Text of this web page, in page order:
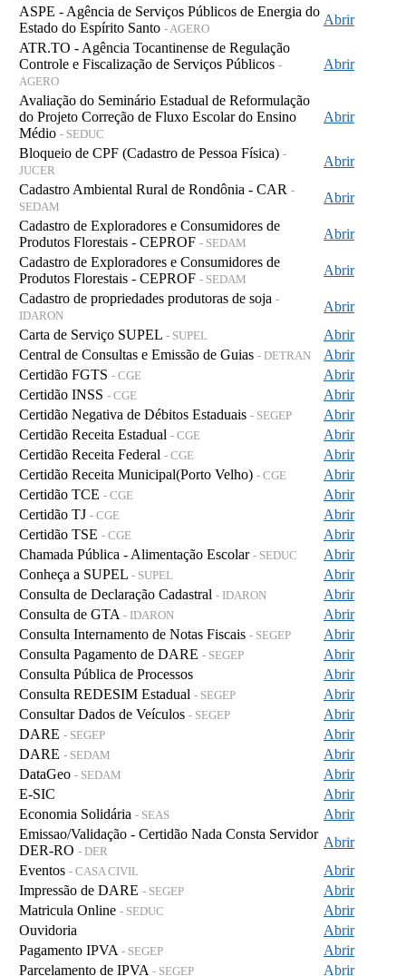
ASPE - Agência de Serviços Públicos de Energia do
Estado do Espírito Santo - AGERO
Abrir
ATR.TO - Agência Tocantinense de Regulação
Controle e Fiscalização de Serviços Públicos -
AGERO
Abrir
Avaliação do Seminário Estadual de Reformulação
do Projeto Correção de Fluxo Escolar do Ensino
Médio - SEDUC
Abrir
Bloqueio de CPF (Cadastro de Pessoa Física) -
JUCER
Abrir
Cadastro Ambiental Rural de Rondônia - CAR -
SEDAM
Abrir
Cadastro de Exploradores e Consumidores de
Produtos Florestais - CEPROF - SEDAM
Abrir
Cadastro de Exploradores e Consumidores de
Produtos Florestais - CEPROF - SEDAM
Abrir
Cadastro de propriedades produtoras de soja -
IDARON
Abrir
Carta de Serviço SUPEL - SUPEL
Abrir
Central de Consultas e Emissão de Guias - DETRAN
Abrir
Certidão FGTS - CGE
Abrir
Certidão INSS - CGE
Abrir
Certidão Negativa de Débitos Estaduais - SEGEP
Abrir
Certidão Receita Estadual - CGE
Abrir
Certidão Receita Federal - CGE
Abrir
Certidão Receita Municipal(Porto Velho) - CGE
Abrir
Certidão TCE - CGE
Abrir
Certidão TJ - CGE
Abrir
Certidão TSE - CGE
Abrir
Chamada Pública - Alimentação Escolar - SEDUC
Abrir
Conheça a SUPEL - SUPEL
Abrir
Consulta de Declaração Cadastral - IDARON
Abrir
Consulta de GTA - IDARON
Abrir
Consulta Internamento de Notas Fiscais - SEGEP
Abrir
Consulta Pagamento de DARE - SEGEP
Abrir
Consulta Pública de Processos
Abrir
Consulta REDESIM Estadual - SEGEP
Abrir
Consultar Dados de Veículos - SEGEP
Abrir
DARE - SEGEP
Abrir
DARE - SEDAM
Abrir
DataGeo - SEDAM
Abrir
E-SIC
Abrir
Economia Solidária - SEAS
Abrir
Emissao/Validação - Certidão Nada Consta Servidor
DER-RO - DER
Abrir
Eventos - CASA CIVIL
Abrir
Impressão de DARE - SEGEP
Abrir
Matricula Online - SEDUC
Abrir
Ouvidoria
Abrir
Pagamento IPVA - SEGEP
Abrir
Parcelamento de IPVA - SEGEP
Abrir